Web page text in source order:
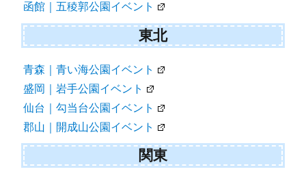
函館｜五稜郭公園イベント
東北
青森｜青い海公園イベント
盛岡｜岩手公園イベント
仙台｜勾当台公園イベント
郡山｜開成山公園イベント
関東